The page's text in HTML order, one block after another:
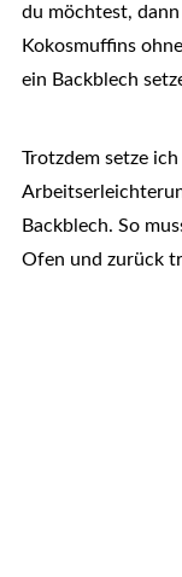
du möchtest,
Kokosmuffins
ein Backblech
Trotzdem setze
Backblech. So
Ofen und zurück